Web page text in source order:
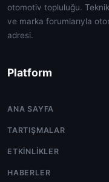
otomotiv topluluğu.
ve marka forumlarıyla
adresi.
Platform
ANA SAYFA
TARTIŞMALAR
ETKINLIKLER
HABERLER